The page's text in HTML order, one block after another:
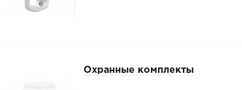
Охранные комплекты